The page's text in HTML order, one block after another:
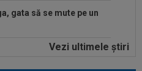
gata să se mute pe un
o și a dat-o afară pe
Vezi ultimele ştiri